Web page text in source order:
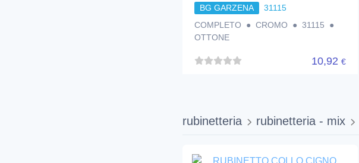
BG GARZENA
31115
COMPLETO ● CROMO ● 31115 ●
OTTONE
10,92 €
rubinetteria rubinetteria - mix